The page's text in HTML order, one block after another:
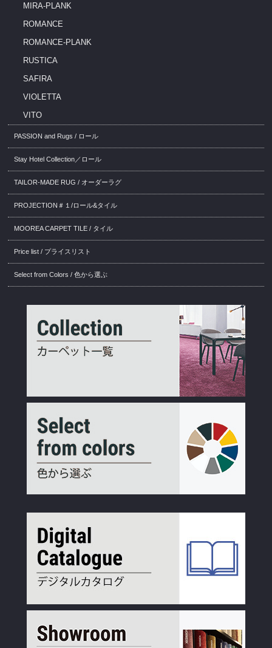
MIRA-PLANK
ROMANCE
ROMANCE-PLANK
RUSTICA
SAFIRA
VIOLETTA
VITO
PASSION and Rugs / ロール
Stay Hotel Collection／ロール
TAILOR-MADE RUG / オーダーラグ
PROJECTION＃１/ロール&タイル
MOOREA CARPET TILE / タイル
Price list / プライスリスト
Select from Colors / 色から選ぶ